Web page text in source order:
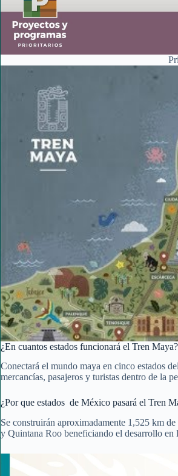
¿En cuantos estados funcionará el Tren Maya?
Conectará el mundo maya en cinco estados
mercancías, pasajeros y turistas dentro de la
¿Por que estados de México pasará el Tren
Se construirán aproximadamente 1,525 km
y Quintana Roo beneficiando el desarrollo